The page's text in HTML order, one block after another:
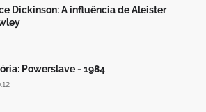
Dickinson: A influência de Aleister
Powerslave - 1984